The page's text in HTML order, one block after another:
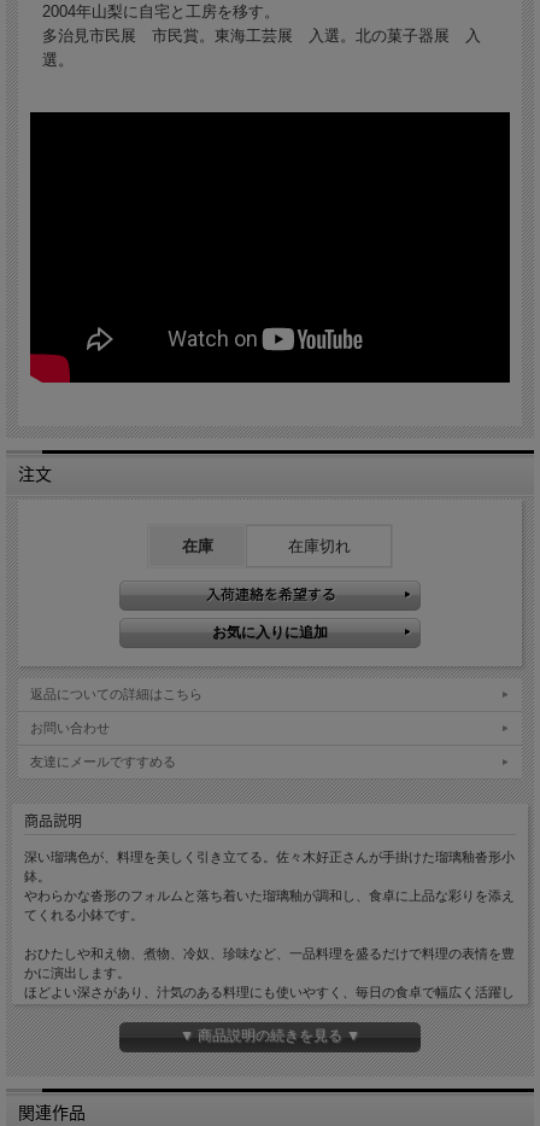
2004年山梨に自宅と工房を移す。
多治見市民展 市民賞。東海工芸展 入選。北の菓子器展 入
選。
注文
在庫 在庫切れ
返品についての詳細はこちら
お問い合わせ
友達にメールですすめる
商品説明
深い瑠璃色が、料理を美しく引き立てる。佐々木好正さんが手掛けた瑠璃釉沓形小
鉢。
やわらかな沓形のフォルムと落ち着いた瑠璃釉が調和し、食卓に上品な彩りを添え
てくれる小鉢です。
おひたしや和え物、煮物、冷奴、珍味など、一品料理を盛るだけで料理の表情を豊
かに演出します。
ほどよい深さがあり、汁気のある料理にも使いやすく、毎日の食卓で幅広く活躍し
ます。
手仕事ならではのやわらかな造形と、一つひとつ異なる釉薬の表情も魅力のひと
つ。
和食はもちろん、洋食や中華にも自然と馴染み、季節を問わず長くお使いいただけ
ます。
▼ 商品説明の続きを見る ▼
関連作品